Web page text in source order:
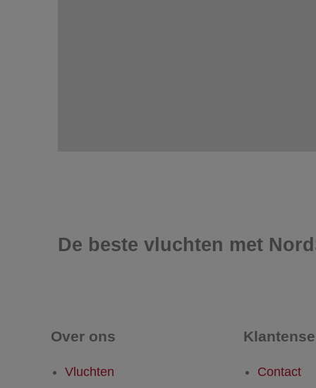
De beste vluchten met
Over ons
Vluchten Contact